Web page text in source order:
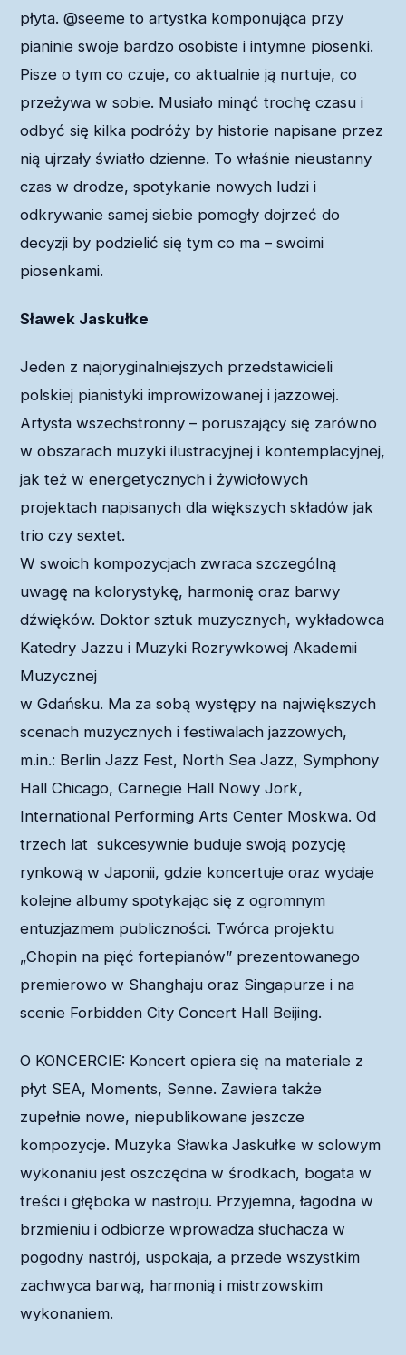
płyta. @seeme to artystka komponująca przy
pianinie swoje bardzo osobiste i intymne piosenki.
Pisze o tym co czuje, co aktualnie ją nurtuje, co
przeżywa w sobie. Musiało minąć trochę czasu i
odbyć się kilka podróży by historie napisane przez
nią ujrzały światło dzienne. To właśnie nieustanny
czas w drodze, spotykanie nowych ludzi i
odkrywanie samej siebie pomogły dojrzeć do
decyzji by podzielić się tym co ma – swoimi
piosenkami.
Sławek Jaskułke
Jeden z najoryginalniejszych przedstawicieli
polskiej pianistyki improwizowanej i jazzowej.
Artysta wszechstronny – poruszający się zarówno
w obszarach muzyki ilustracyjnej i kontemplacyjnej,
jak też w energetycznych i żywiołowych
projektach napisanych dla większych składów jak
trio czy sextet.
W swoich kompozycjach zwraca szczególną
uwagę na kolorystykę, harmonię oraz barwy
dźwięków. Doktor sztuk muzycznych, wykładowca
Katedry Jazzu i Muzyki Rozrywkowej Akademii
Muzycznej
w Gdańsku. Ma za sobą występy na największych
scenach muzycznych i festiwalach jazzowych,
m.in.: Berlin Jazz Fest, North Sea Jazz, Symphony
Hall Chicago, Carnegie Hall Nowy Jork,
International Performing Arts Center Moskwa. Od
trzech lat sukcesywnie buduje swoją pozycję
rynkową w Japonii, gdzie koncertuje oraz wydaje
kolejne albumy spotykając się z ogromnym
entuzjazmem publiczności. Twórca projektu
„Chopin na pięć fortepianów” prezentowanego
premierowo w Shanghaju oraz Singapurze i na
scenie Forbidden City Concert Hall Beijing.
O KONCERCIE: Koncert opiera się na materiale z
płyt SEA, Moments, Senne. Zawiera także
zupełnie nowe, niepublikowane jeszcze
kompozycje. Muzyka Sławka Jaskułke w solowym
wykonaniu jest oszczędna w środkach, bogata w
treści i głęboka w nastroju. Przyjemna, łagodna w
brzmieniu i odbiorze wprowadza słuchacza w
pogodny nastrój, uspokaja, a przede wszystkim
zachwyca barwą, harmonią i mistrzowskim
wykonaniem.